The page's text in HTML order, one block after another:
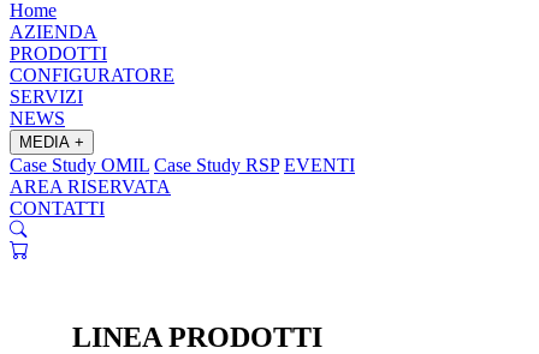
Home
AZIENDA
PRODOTTI
CONFIGURATORE
SERVIZI
NEWS
MEDIA +
Case Study OMIL Case Study RSP EVENTI
AREA RISERVATA
CONTATTI
LINEA PRODOTTI